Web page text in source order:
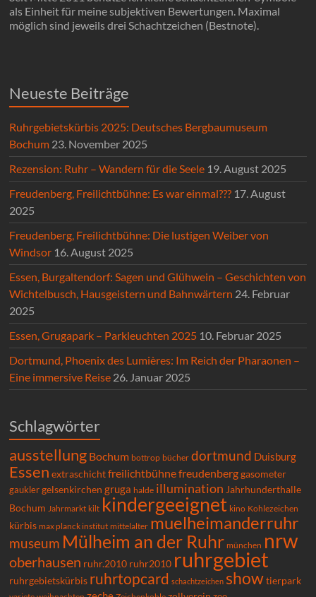
als Einheit für meine subjektiven Bewertungen. Maximal
möglich sind jeweils drei Schachtzeichen (Bestnote).
Neueste Beiträge
Ruhrgebietskürbis 2025: Deutsches Bergbaumuseum
Bochum 23. November 2025
Rezension: Ruhr – Wandern für die Seele 19. August 2025
Freudenberg, Freilichtbühne: Es war einmal??? 17. August
2025
Freudenberg, Freilichtbühne: Die lustigen Weiber von
Windsor 16. August 2025
Essen, Burgaltendorf: Sagen und Glühwein – Geschichten von
Wichtelbusch, Hausgeistern und Bahnwärtern 24. Februar
2025
Essen, Grugapark – Parkleuchten 2025 10. Februar 2025
Dortmund, Phoenix des Lumières: Im Reich der Pharaonen –
Eine immersive Reise 26. Januar 2025
Schlagwörter
ausstellung Bochum bottrop bücher dortmund Duisburg
Essen extraschicht freilichtbühnefreudenberg gasometer
gaukler gelsenkirchen gruga halde illumination Jahrhunderthalle
Bochum Jahrmarkt kilt kindergeeignet kino Kohlezeichen
kürbis max planck institut mittelalter muelheimanderruhr
museum Mülheim an der Ruhr münchen nrw
oberhausen ruhr.2010 ruhr2010 ruhrgebiet
ruhrgebietskürbis ruhrtopcard schachtzeichen show tierpark